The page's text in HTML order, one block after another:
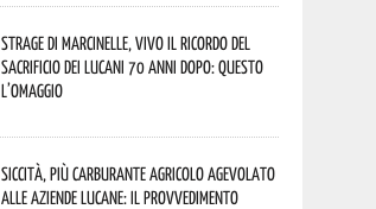
Strage di Marcinelle, vivo il ricordo del
sacrificio dei lucani 70 anni dopo: questo
l’omaggio
Siccità, più carburante agricolo agevolato
alle aziende lucane: il provvedimento